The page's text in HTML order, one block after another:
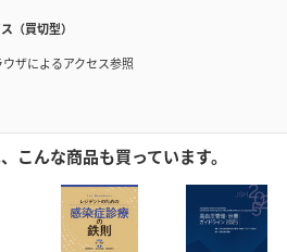
（買切型）
ザによるアクセス参照
こんな商品も買っています。